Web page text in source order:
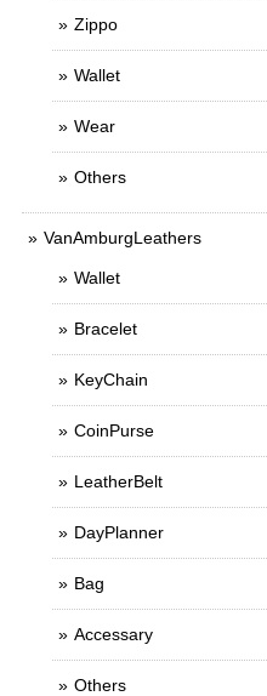
Zippo
Wallet
Wear
Others
VanAmburgLeathers
Wallet
Bracelet
KeyChain
CoinPurse
LeatherBelt
DayPlanner
Bag
Accessary
Others